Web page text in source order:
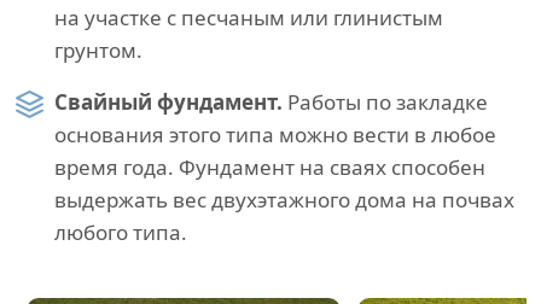
на участке с песчаным или глинистым
грунтом.
Свайный фундамент. Работы по закладке
основания этого типа можно вести в любое
время года. Фундамент на сваях способен
выдержать вес двухэтажного дома на почвах
любого типа.